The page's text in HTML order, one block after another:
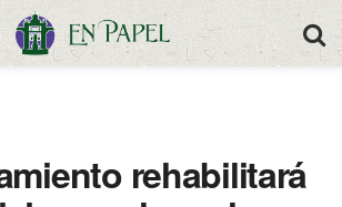
rehabilitará